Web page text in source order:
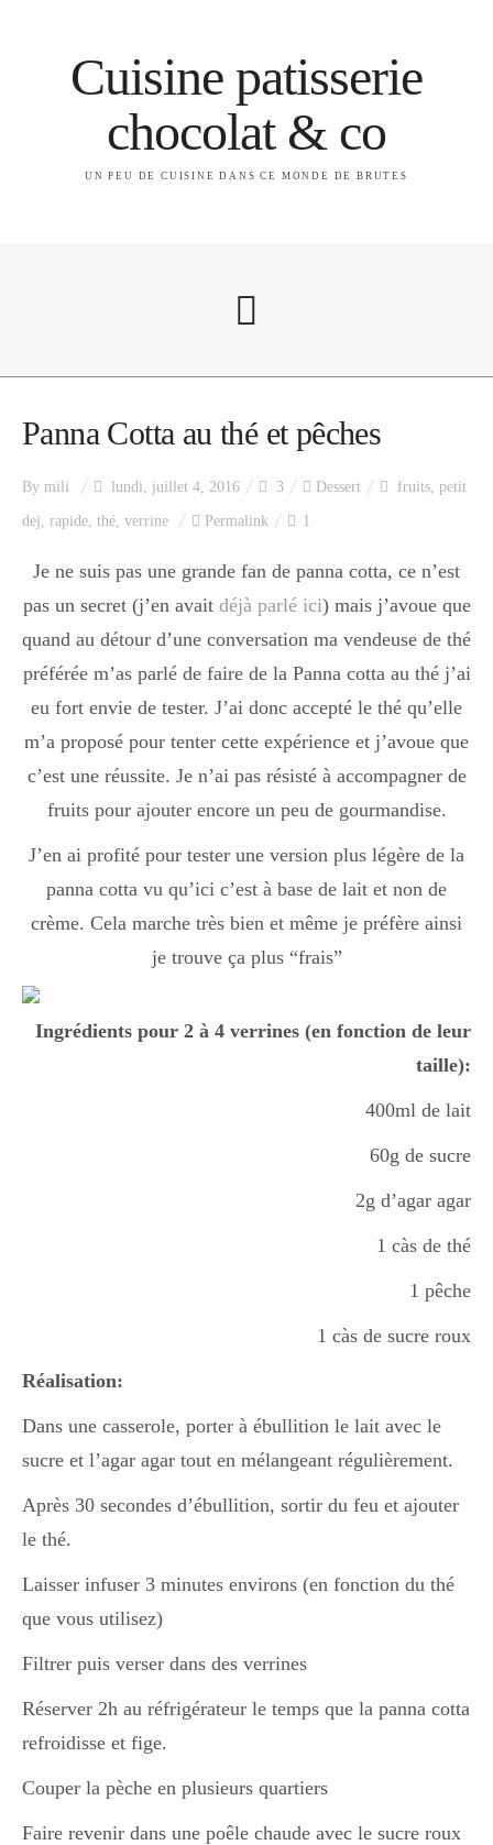
Cuisine patisserie
chocolat & co
UN PEU DE CUISINE DANS CE MONDE DE BRUTES
A propos
Index des recettes
Catégories
Entrée
Dessert
Mes amis en cuisine
Tuto
Semaines Spéciales
cupcake
apéro
Panna Cotta au thé et pêches
By mili lundi, juillet 4, 2016 3 Dessert fruits, petit
dej, rapide, thé, verrine Permalink 1
Je ne suis pas une grande fan de panna cotta, ce n’est
pas un secret (j’en avaitdéjà parlé ici) mais j’avoue que
quand au détour d’une conversation ma vendeuse de thé
préférée m’as parlé de faire de la Panna cotta au thé j’ai
eu fort envie de tester. J’ai donc accepté le thé qu’elle
m’a proposé pour tenter cette expérience et j’avoue que
c’est une réussite. Je n’ai pas résisté à accompagner de
fruits pour ajouter encore un peu de gourmandise.
J’en ai profité pour tester une version plus légère de la
panna cotta vu qu’ici c’est à base de lait et non de
crème. Cela marche très bien et même je préfère ainsi
je trouve ça plus “frais”
Ingrédients pour 2 à 4 verrines (en fonction de leur
taille):
400ml de lait
60g de sucre
2g d’agar agar
1 càs de thé
1 pêche
1 càs de sucre roux
Réalisation:
Dans une casserole, porter à ébullition le lait avec le
sucre et l’agar agar tout en mélangeant régulièrement.
Après 30 secondes d’ébullition, sortir du feu et ajouter
le thé.
Laisser infuser 3 minutes environs (en fonction du thé
que vous utilisez)
Filtrer puis verser dans des verrines
Réserver 2h au réfrigérateur le temps que la panna cotta
refroidisse et fige.
Couper la pèche en plusieurs quartiers
Faire revenir dans une poêle chaude avec le sucre roux